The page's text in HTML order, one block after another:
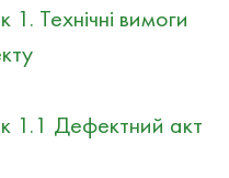
Технічні вимоги
1.1 Дефектний акт